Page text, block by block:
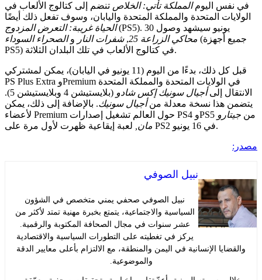
اليومالمملكة تأتي: الخلاصتنضم إلى كتالوج الألعاب في
المتحدة والمملكة المتحدة واليابان، وسوف تفعل ذلك أيضًا
الحياة غريبة: التعرض المزدوج
(PS5). 30 يونيو سيشهد وصول
محاكي الزراعة 25
,شفرات الناروالصحراء السوداء
(جميع أجهزة
قبل كل ذلك، بدءًا من اليوم (11 يونيو في اليابان)، يمكن لمشتركي
PS Plus Extra وPremium في الولايات المتحدة والمملكة المتحدة
إلىأجيال سونيك إكس شادو
(بلايستيشن 4 وبلايستيشن 5).
هذا نسخة معدلة منأجيال سونيك . بالإضافة إلى ذلك، يمكن
مان,
نبيل الصوفي
نبيل الصوفي صحفي يمني متخصص في الشؤون
السياسية والاجتماعية، يتمتع بخبرة مهنية تمتد لأكثر من
عشر سنوات في مجال الصحافة المكتوبة والرقمية.
يركز في تغطيته على التطورات السياسية والاقتصادية
الإنسانية في اليمن والمنطقة، مع الالتزام بأعلى معايير الدقة
والموضوعية.